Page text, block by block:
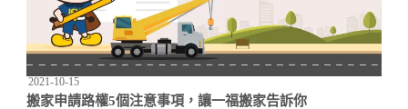
2021-10-15
搬家申請路權5個注意事項，讓一福搬家告訴你